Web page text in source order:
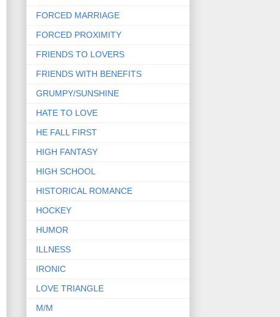
FORCED MARRIAGE
FORCED PROXIMITY
FRIENDS TO LOVERS
FRIENDS WITH BENEFITS
GRUMPY/SUNSHINE
HATE TO LOVE
HE FALL FIRST
HIGH FANTASY
HIGH SCHOOL
HISTORICAL ROMANCE
HOCKEY
HUMOR
ILLNESS
IRONIC
LOVE TRIANGLE
M/M